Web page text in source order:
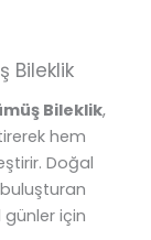
Bileklik
Bileklik,
hem
Doğal
günler için